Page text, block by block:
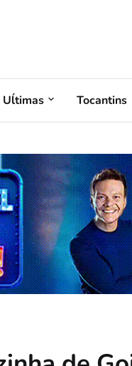
Uĺtimas Tocantins